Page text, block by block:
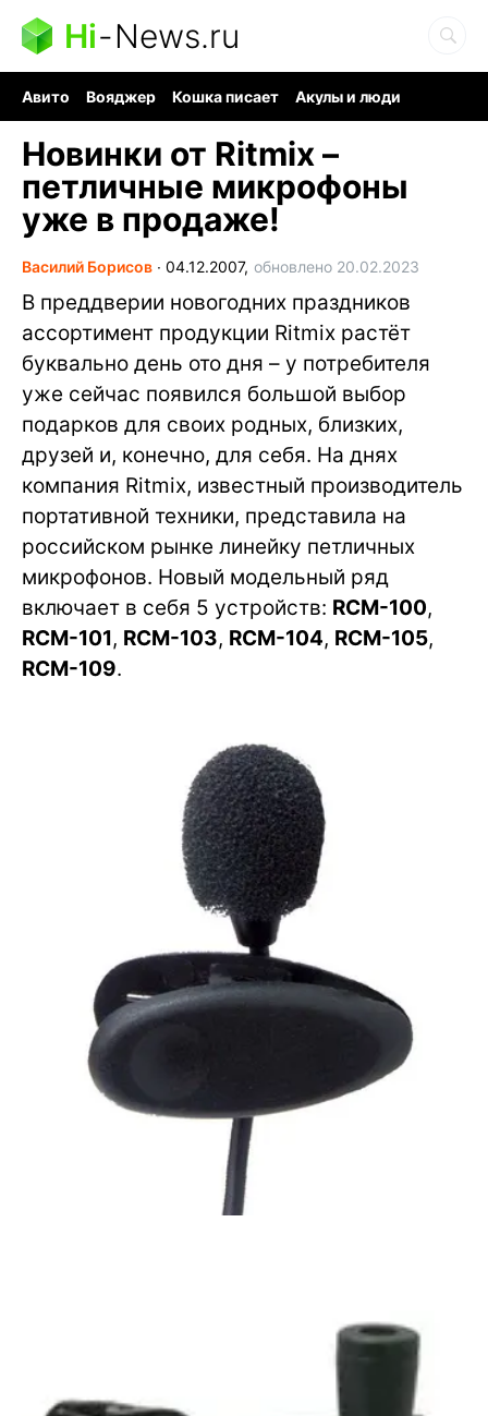
Hi-News.ru
Авито Вояджер Кошка писает
Акулы и люди
Новинки от Ritmix –
петличные микрофоны
уже в продаже!
Василий Борисов ∙ 04.12.2007, обновлено 20.02.2023
В преддверии новогодних праздников
ассортимент продукции Ritmix растёт
буквально день ото дня – у потребителя
уже сейчас появился большой выбор
подарков для своих родных, близких,
друзей и, конечно, для себя. На днях
компания Ritmix, известный производитель
портативной техники, представила на
российском рынке линейку петличных
микрофонов. Новый модельный ряд
включает в себя 5 устройств: RCM-100,
RCM-101, RCM-103, RCM-104, RCM-105,
RCM-109.